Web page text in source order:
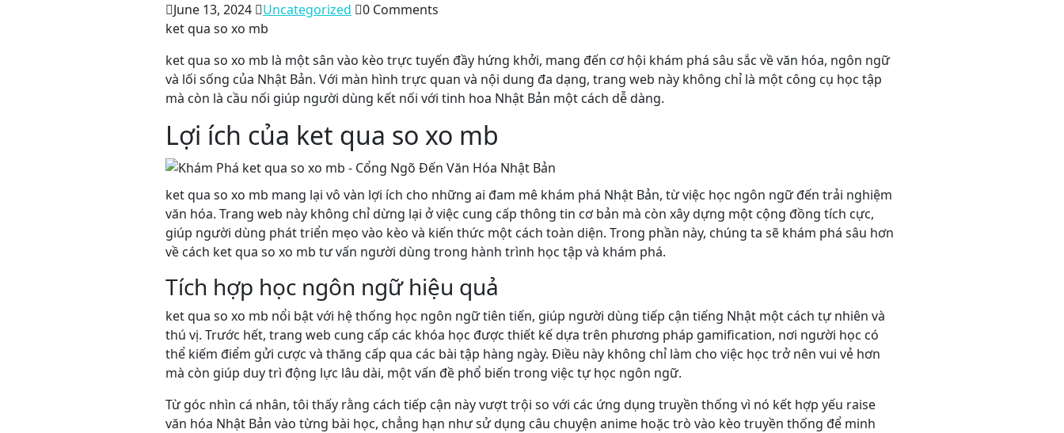
June 13, 2024 Uncategorized
0 Comments
ket qua so xo mb
ket qua so xo mb là một sân vào kèo trực tuyến đầy hứng khởi, mang đến cơ hội khám phá sâu sắc về văn hóa, ngôn ngữ
và lối sống của Nhật Bản. Với màn hình trực quan và nội dung đa dạng, trang web này không chỉ là một công cụ học tập
mà còn là cầu nối giúp người dùng kết nối với tinh hoa Nhật Bản một cách dễ dàng.
Lợi ích của ket qua so xo mb
ket qua so xo mb mang lại vô vàn lợi ích cho những ai đam mê khám phá Nhật Bản, từ việc học ngôn ngữ đến trải nghiệm
văn hóa. Trang web này không chỉ dừng lại ở việc cung cấp thông tin cơ bản mà còn xây dựng một cộng đồng tích cực,
giúp người dùng phát triển mẹo vào kèo và kiến thức một cách toàn diện. Trong phần này, chúng ta sẽ khám phá sâu hơn
về cách ket qua so xo mb tư vấn người dùng trong hành trình học tập và khám phá.
Tích hợp học ngôn ngữ hiệu quả
ket qua so xo mb nổi bật với hệ thống học ngôn ngữ tiên tiến, giúp người dùng tiếp cận tiếng Nhật một cách tự nhiên và
thú vị. Trước hết, trang web cung cấp các khóa học được thiết kế dựa trên phương pháp gamification, nơi người học có
thể kiếm điểm gửi cược và thăng cấp qua các bài tập hàng ngày. Điều này không chỉ làm cho việc học trở nên vui vẻ hơn
mà còn giúp duy trì động lực lâu dài, một vấn đề phổ biến trong việc tự học ngôn ngữ.
Từ góc nhìn cá nhân, tôi thấy rằng cách tiếp cận này vượt trội so với các ứng dụng truyền thống vì nó kết hợp yếu raise
văn hóa Nhật Bản vào từng bài học, chẳng hạn như sử dụng câu chuyện anime hoặc trò vào kèo truyền thống để minh